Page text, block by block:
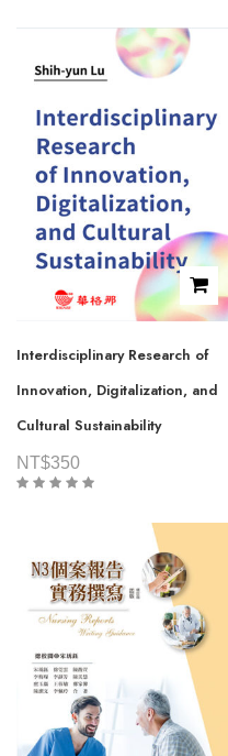
Interdisciplinary Research of
Innovation, Digitalization, and
Cultural Sustainability
NT$350